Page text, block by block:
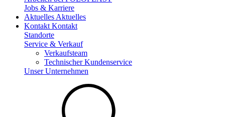
Jobs & Karriere
Aktuelles Aktuelles
Kontakt Kontakt
Standorte
Service & Verkauf
Verkaufsteam
Technischer Kundenservice
Unser Unternehmen